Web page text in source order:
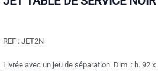
REF : JET2N
Livrée avec un jeu de séparation. Dim. : h. 92 x